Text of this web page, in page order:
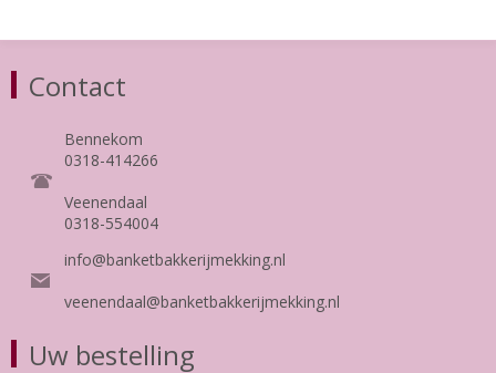
Contact
Bennekom
0318-414266
Veenendaal
0318-554004
info@banketbakkerijmekking.nl
veenendaal@banketbakkerijmekking.nl
Uw bestelling